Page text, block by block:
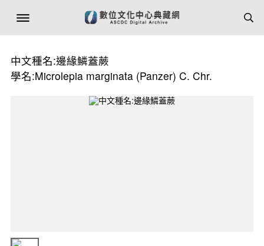
中文種名:邊緣鱗蓋蕨
學名:Microlepia marginata (Panzer) C. Chr.